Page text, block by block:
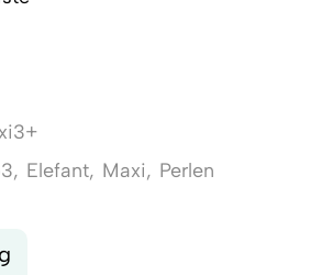
, Elefant, Maxi, Perlen